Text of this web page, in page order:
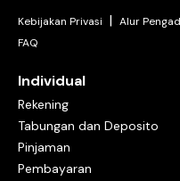
Kebijakan Privasi | Alur
FAQ
Individual
Rekening
Tabungan dan Deposito
Pinjaman
Pembayaran